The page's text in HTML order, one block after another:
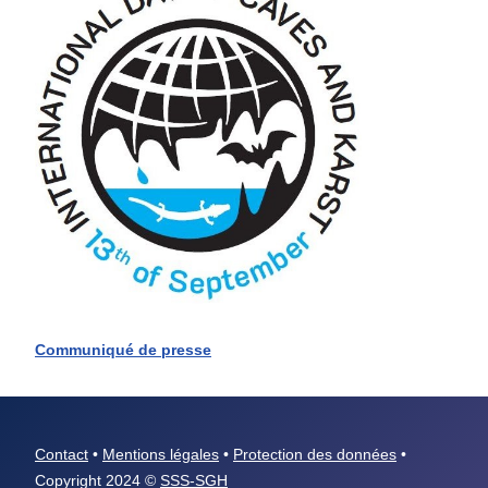
Communiqué de presse
Contact • Mentions légales • Protection des données •
Copyright 2024 © SSS-SGH